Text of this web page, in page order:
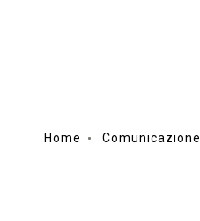
Home Comunicazione